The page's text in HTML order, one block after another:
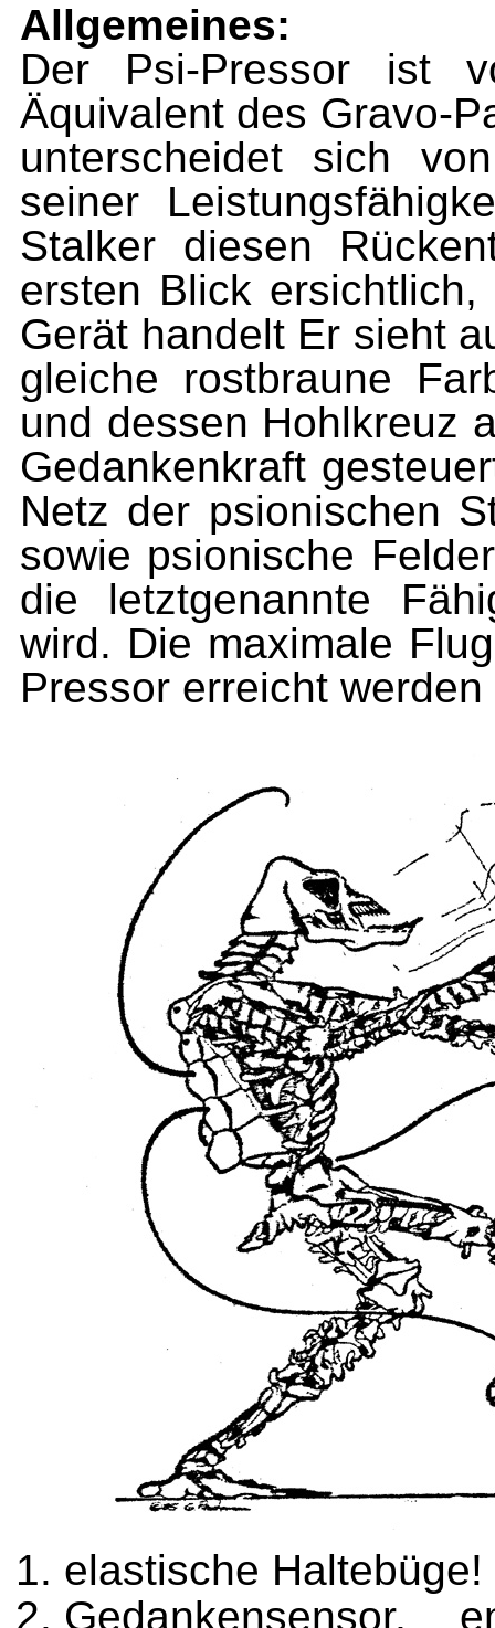
Allgemeines:
Der Psi-Pressor ist
Äquivalent des Gravo-
unterscheidet sich
seiner
Stalker diesen
ersten Blick
Gerät handelt Er sieht
gleiche rostbraune
und dessen Hohlkreuz
Gedankenkraft
Netz der psionischen
so­wie psionische
die letztgenannte
wird. Die maximale
Pressor erreicht
elastische Haltebüge!
Gedankensensor,